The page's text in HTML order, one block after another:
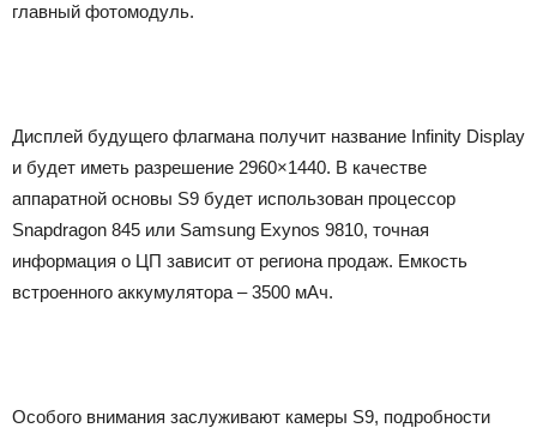
главный фотомодуль.
Дисплей будущего флагмана получит название Infinity Display
и будет иметь разрешение 2960×1440. В качестве
аппаратной основы S9 будет использован процессор
Snapdragon 845 или Samsung Exynos 9810, точная
информация о ЦП зависит от региона продаж. Емкость
встроенного аккумулятора – 3500 мАч.
Особого внимания заслуживают камеры S9, подробности